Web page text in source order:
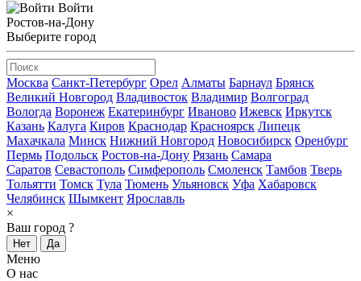
Войти
Ростов-на-Дону
Выберите город
Москва Санкт-Петербург Орел Алматы Барнаул Брянск
Великий Новгород Владивосток Владимир Волгоград
Вологда Воронеж Екатеринбург Иваново Ижевск Иркутск
Казань Калуга Киров Краснодар Красноярск Липецк
Махачкала Минск Нижний Новгород Новосибирск Оренбург
Пермь Подольск Ростов-на-Дону Рязань Самара
Саратов Севастополь Симферополь Смоленск Тамбов Тверь
Тольятти Томск Тула Тюмень Ульяновск Уфа Хабаровск
Челябинск Шымкент Ярославль
×
Ваш город ?
Нет Да
Меню
О нас